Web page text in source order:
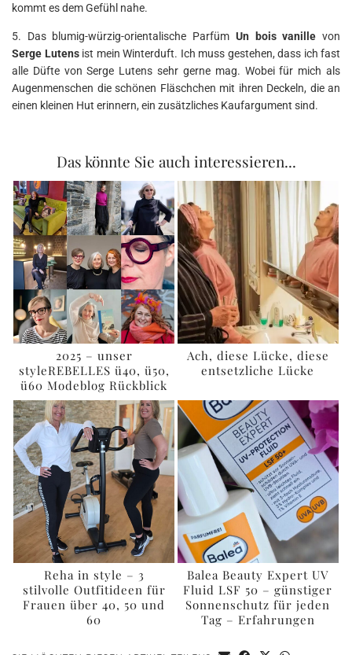
kommt es dem Gefühl nahe.
5. Das blumig-würzig-orientalische Parfüm Un bois vanillevon
Serge Lutensist mein Winterduft. Ich muss gestehen, dass ich fast
alle Düfte von Serge Lutens sehr gerne mag. Wobei für mich als
Augenmenschen die schönen Fläschchen mit ihren Deckeln, die an
einen kleinen Hut erinnern, ein zusätzliches Kaufargument sind.
Das könnte Sie auch interessieren...
2025 – unser
styleREBELLES ü40, ü50,
ü60 Modeblog Rückblick
Ach, diese Lücke, diese
entsetzliche Lücke
Reha in style – 3
stilvolle Outfitideen für
Frauen über 40, 50 und
60
Balea Beauty Expert UV
Fluid LSF 50 – günstiger
Sonnenschutz für jeden
Tag – Erfahrungen